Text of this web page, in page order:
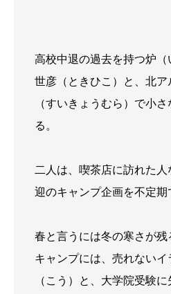
高校中退の過去を持つ炉
世彦（ときひこ）と、北
（すいきょうむら）で小
る。
二人は、喫茶店に訪れた
迎のキャンプ企画を不定期
春と言うには冬の寒さが
キャンプには、売れない
（こう）と、大学院受験